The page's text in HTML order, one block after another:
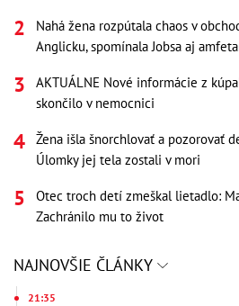
Nahá žena rozpútala chaos v
Anglicku, spomínala Jobsa aj
AKTUÁLNE Nové informácie z
skončilo v nemocnici
Žena išla šnorchlovať a pozorovať
Úlomky jej tela zostali v mori
Otec troch detí zmeškal lietadlo:
Zachránilo mu to život
NAJNOVŠIE ČLÁNKY
21:35